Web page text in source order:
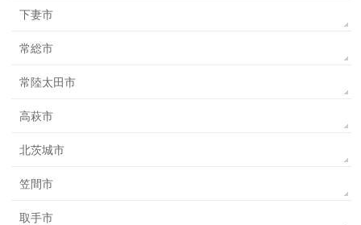
下妻市
常総市
常陸太田市
高萩市
北茨城市
笠間市
取手市